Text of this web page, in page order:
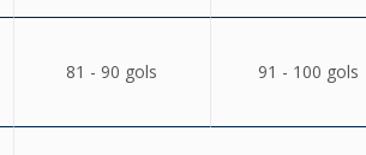
81 - 90 gols 91 - 100 gols